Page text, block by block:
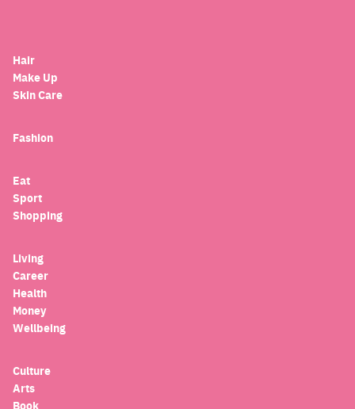
Hair
Make Up
Skin Care
Fashion
Eat
Sport
Shopping
Living
Career
Health
Money
Wellbeing
Culture
Arts
Book